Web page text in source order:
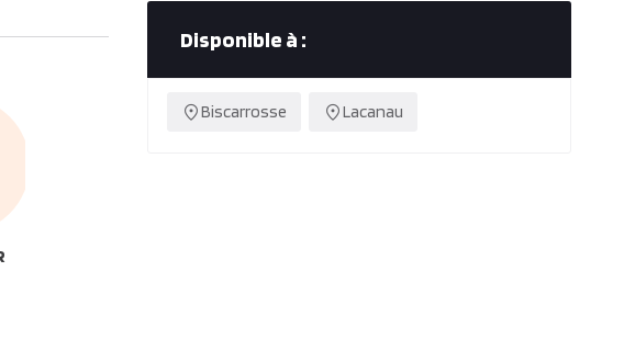
Disponible à :
Biscarrosse Lacanau